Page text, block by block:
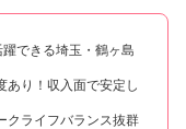
できる埼玉・鶴ヶ島
あり！収入面で安定し
クライフバランス抜群